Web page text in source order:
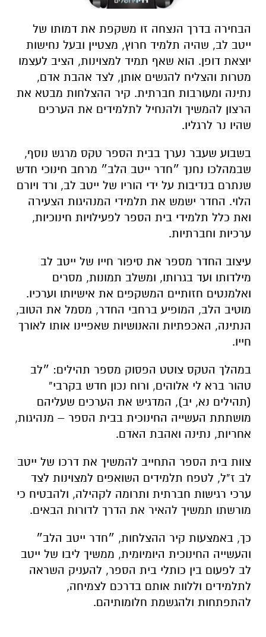
הבחירה בדרך הנצחה זו משקפת את דמותו של
ייטב לב, שהיה תלמיד חרוץ, מצטיין ובעל נחישות
יוצאת דופן. הוא שאף תמיד למצוינות, הציב לעצמו
מטרות והצליח להגשים אותן, לצד אהבת אדם,
נתינה ומעורבות חברתית. קיר ההצלחות מבטא את
הרצון להמשיך ולהנחיל לתלמידים את הערכים
שהיו נר לרגליו.
בשבוע שעבר נערך בבית הספר טקס מרגש נוסף,
שבמהלכו נחנך ״חדר ייטב הלב״ מרחב חינוכי חדש
שנתרם בנדיבות על ידי הוריו של ייטב לב, ורד ויורם
הלוי. החדר ישמש את תלמידי המנהיגות הצעירה
ואת כלל תלמידי בית הספר לפעילויות חינוכיות,
ערכיות וחברתיות.
עיצוב החדר מספר את סיפור חייו של ייטב לב
מילדותו ועד בגרותו, ומשלב תמונות, מסרים
ואלמנטים חזותיים המשקפים את אישיותו וערכיו.
מוטיב הלב, המופיע ברחבי החדר, מסמל את הטוב,
הנתינה, האכפתיות והאנושיות שאפיינו אותו לאורך
חייו.
במהלך הטקס צוטט הפסוק מספר תהילים: ״לב
טהור ברא לי אלוהים, ורוח נכון חדש בקרבי”
(תהילים נא, יב), המדגיש את הערכים שעליהם
מושתתת העשייה החינוכית בבית הספר – מנהיגות,
אחריות, נתינה ואהבת האדם.
צוות בית הספר התחייב להמשיך את דרכו של ייטב
לב ז”ל, לטפח תלמידים השואפים למצוינות לצד
ערכי רגישות חברתית ותרומה לקהילה, ולהבטיח כי
מורשתו תמשיך להאיר את הדרך לדורות הבאים.
כך, באמצעות קיר ההצלחות, ״חדר ייטב הלב״
והעשייה החינוכית היומיומית, ממשיך ליבו של ייטב
לב לפעום בין כותלי בית הספר, להעניק השראה
לתלמידים וללוות אותם בדרכם לצמיחה,
להתפתחות ולהגשמת חלומותיהם.